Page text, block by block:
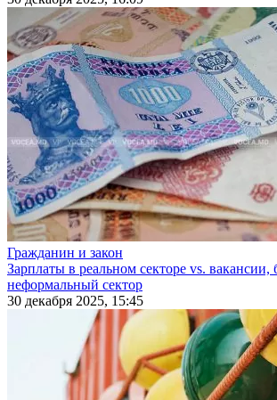
Гражданин и закон
Зарплаты в реальном секторе vs. вакансии,
неформальный сектор
30 декабря 2025, 15:45